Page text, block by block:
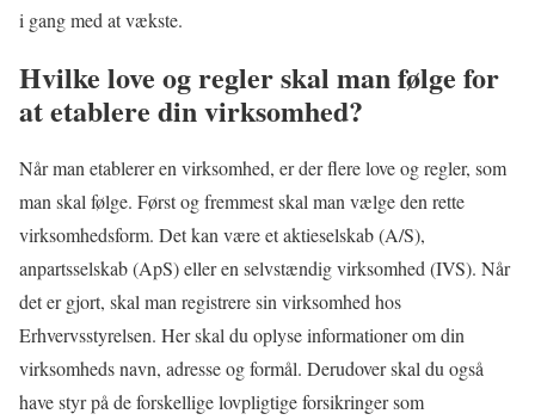
i gang med at vækste.
Hvilke love og regler skal man følge for
at etablere din virksomhed?
Når man etablerer en virksomhed, er der flere love og regler, som
man skal følge. Først og fremmest skal man vælge den rette
virksomhedsform. Det kan være et aktieselskab (A/S),
anpartsselskab (ApS) eller en selvstændig virksomhed (IVS). Når
det er gjort, skal man registrere sin virksomhed hos
Erhvervsstyrelsen. Her skal du oplyse informationer om din
virksomheds navn, adresse og formål. Derudover skal du også
have styr på de forskellige lovpligtige forsikringer som